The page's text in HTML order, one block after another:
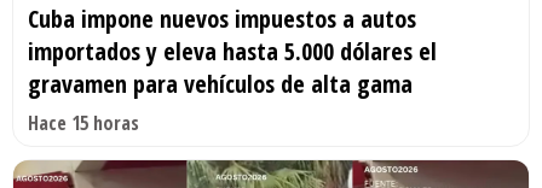
Cuba impone nuevos impuestos a autos
importados y eleva hasta 5.000 dólares el
gravamen para vehículos de alta gama
Hace 15 horas